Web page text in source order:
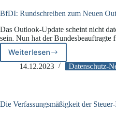
BfDI: Rundschreiben zum Neuen
Das Outlook-Update scheint nicht
sein. Nun hat der
Weiterlesen
BfDI:
Rundschreiben
14.12.2023 Datenschutz-
Die Verfassungsmäßigkeit der